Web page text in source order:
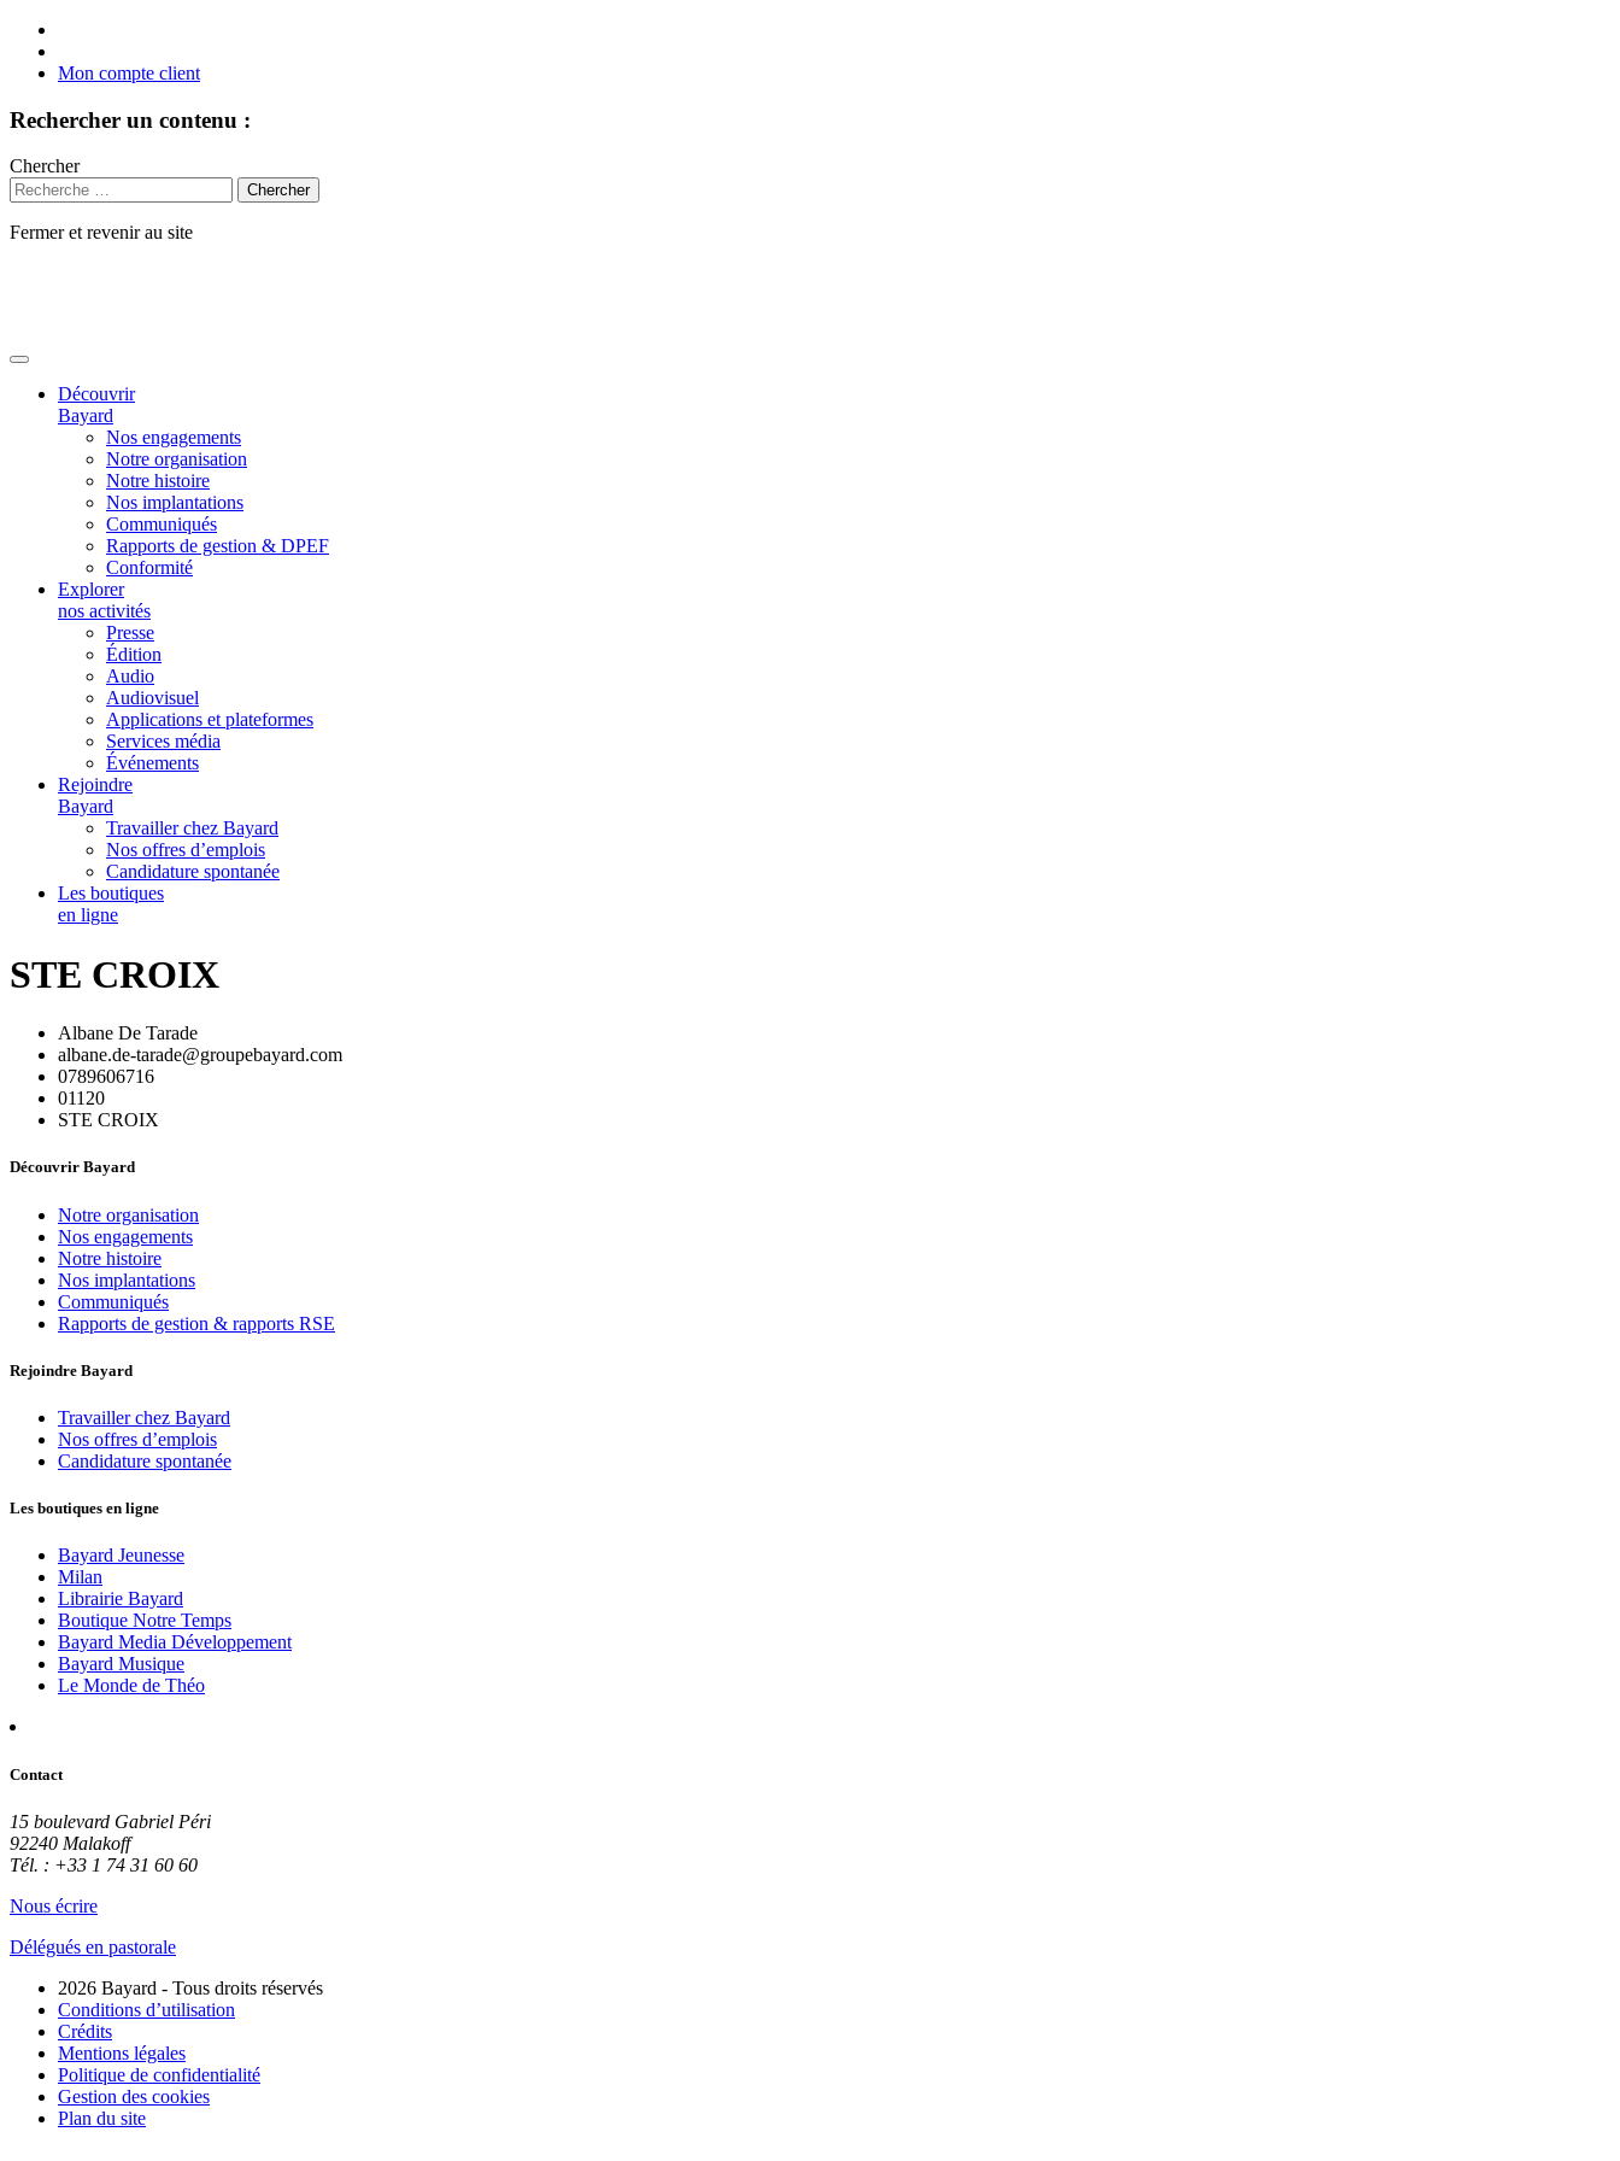
Mon compte client
Rechercher un contenu :
Chercher
Fermer et revenir au site
Découvrir
Bayard
Nos engagements
Notre organisation
Notre histoire
Nos implantations
Communiqués
Rapports de gestion & DPEF
Conformité
Explorer
nos activités
Presse
Édition
Audio
Audiovisuel
Applications et plateformes
Services média
Événements
Rejoindre
Bayard
Travailler chez Bayard
Nos offres d’emplois
Candidature spontanée
Les boutiques
en ligne
STE CROIX
Albane De Tarade
albane.de-tarade@groupebayard.com
0789606716
01120
STE CROIX
Découvrir Bayard
Notre organisation
Nos engagements
Notre histoire
Nos implantations
Communiqués
Rapports de gestion & rapports RSE
Rejoindre Bayard
Travailler chez Bayard
Nos offres d’emplois
Candidature spontanée
Les boutiques en ligne
Bayard Jeunesse
Milan
Librairie Bayard
Boutique Notre Temps
Bayard Media Développement
Bayard Musique
Le Monde de Théo
Contact
15 boulevard Gabriel Péri
92240 Malakoff
Tél. : +33 1 74 31 60 60
Nous écrire
Délégués en pastorale
2026 Bayard - Tous droits réservés
Conditions d’utilisation
Crédits
Mentions légales
Politique de confidentialité
Gestion des cookies
Plan du site